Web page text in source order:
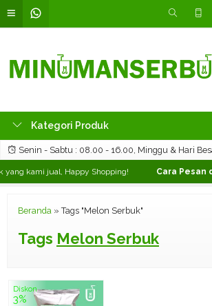
Kategori Produk
Senin - Sabtu : 08.00 - 16.00, Minggu & Hari
kami jual, Happy Shopping! Cara Pesan
Beranda » Tags "Melon Serbuk"
Tags Melon Serbuk
Diskon
3%